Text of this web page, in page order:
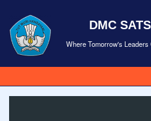
DMC
Where Tomorrow's Leaders